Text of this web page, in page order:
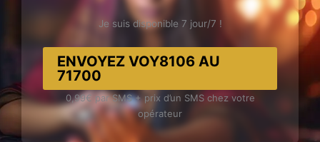
Je suis disponible 7 jour/7 !
ENVOYEZ VOY8106 AU
71700
0,99€ par SMS + prix d’un SMS chez votre
opérateur